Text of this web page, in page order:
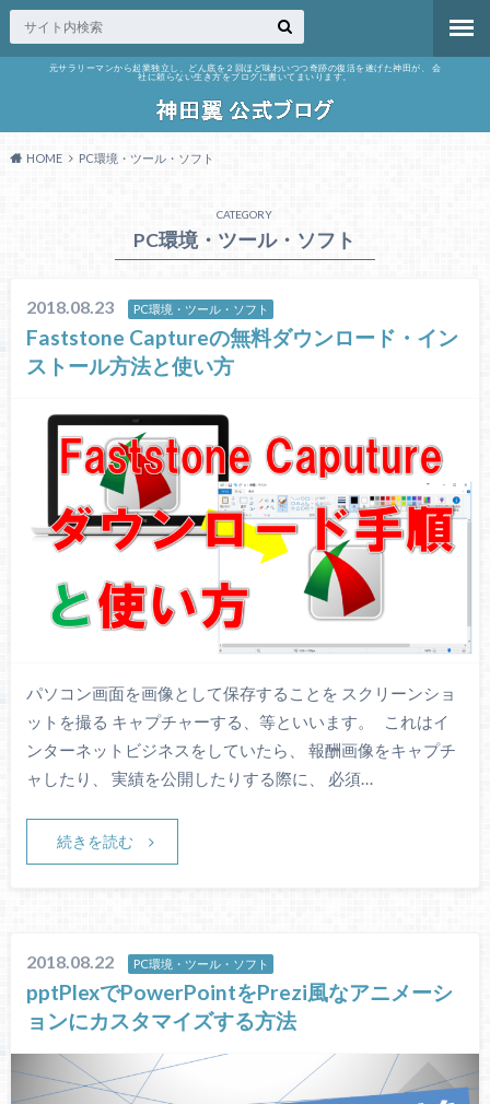
元サラリーマンから起業独立し、どん底を２回ほど味わいつつ奇跡の復活を遂げた神田が、 会
社に頼らない生き方をブログに書いてまいります。
HOME PC環境・ツール・ソフト
CATEGORY
PC環境・ツール・ソフト
2018.08.23 PC環境・ツール・ソフト
Faststone Captureの無料ダウンロード・イン
ストール方法と使い方
パソコン画面を画像として保存することを スクリーンショ
ットを撮る キャプチャーする、等といいます。 これはイ
ンターネットビジネスをしていたら、 報酬画像をキャプチ
ャしたり、 実績を公開したりする際に、 必須…
続きを読む
2018.08.22 PC環境・ツール・ソフト
pptPlexでPowerPointをPrezi風なアニメーシ
ョンにカスタマイズする方法